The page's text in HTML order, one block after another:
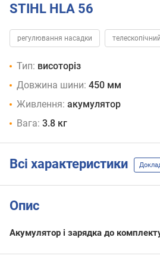
STIHL HLA 56
регулювання насадки телескопічний
Тип: висоторіз
Довжина шини: 450 мм
Живлення: акумулятор
Вага: 3.8 кг
Всі характеристики
Опис
Акумулятор і зарядка до